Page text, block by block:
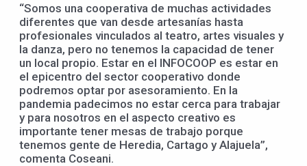
“Somos una cooperativa de muchas actividades
diferentes que van desde artesanías hasta
profesionales vinculados al teatro, artes visuales y
la danza, pero no tenemos la capacidad de tener
un local propio. Estar en el INFOCOOP es estar en
el epicentro del sector cooperativo donde
podremos optar por asesoramiento. En la
pandemia padecimos no estar cerca para trabajar
y para nosotros en el aspecto creativo es
importante tener mesas de trabajo porque
tenemos gente de Heredia, Cartago y Alajuela”,
comenta Coseani.